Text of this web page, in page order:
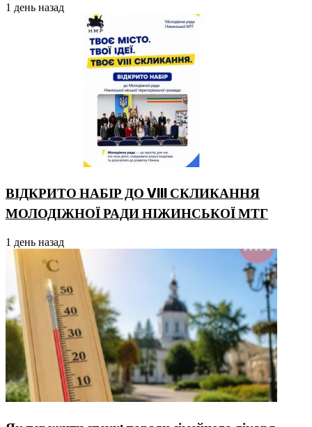
1 день назад
ВІДКРИТО НАБІР ДО VIII СКЛИКАННЯ
МОЛОДІЖНОЇ РАДИ НІЖИНСЬКОЇ МТГ
1 день назад